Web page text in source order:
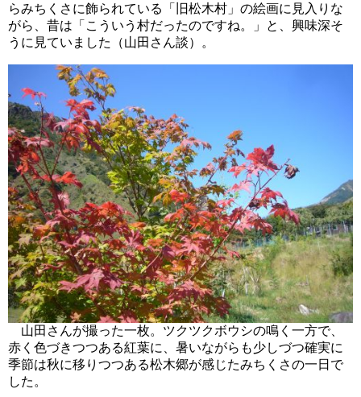
らみちくさに飾られている「旧松木村」の絵画に見入りな
がら、昔は「こういう村だったのですね。」と、興味深そ
うに見ていました（山田さん談）。
山田さんが撮った一枚。ツクツクボウシの鳴く一方で、
赤く色づきつつある紅葉に、暑いながらも少しづつ確実に
季節は秋に移りつつある松木郷が感じたみちくさの一日で
した。